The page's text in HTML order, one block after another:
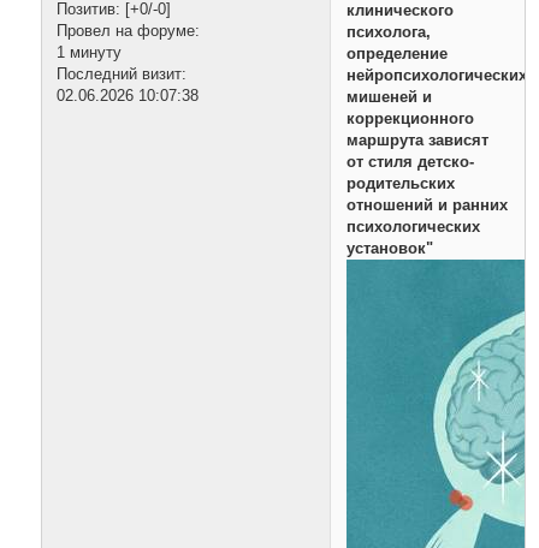
Позитив:
[+0/-0]
Провел на форуме:
1 минуту
Последний визит:
02.06.2026 10:07:38
клинического
психолога,
определение
нейропсихологических
мишеней и
коррекционного
маршрута зависят
от стиля детско-
родительских
отношений и ранних
психологических
установок"